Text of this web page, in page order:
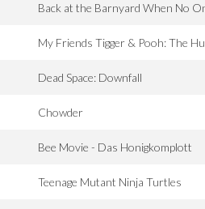
Back at the Barnyard When No
My Friends Tigger & Pooh: The
Dead Space: Downfall
Chowder
Bee Movie - Das Honigkomplott
Teenage Mutant Ninja Turtles